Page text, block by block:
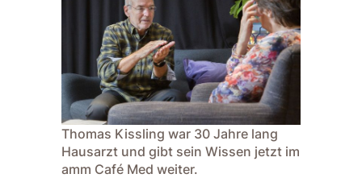
Thomas Kissling war 30 Jahre lang
Hausarzt und gibt sein Wissen jetzt im
amm Café Med weiter.